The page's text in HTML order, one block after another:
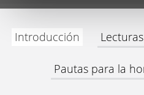
Introducción Lecturas
Pautas para la